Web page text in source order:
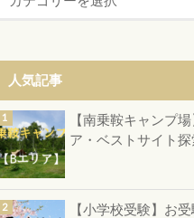
人気記事
【南乗鞍キャンプ
ア・ベストサイト探
【小学校受験】お